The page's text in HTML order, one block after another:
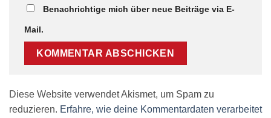
Benachrichtige mich über neue Beiträge via E-
Mail.
Diese Website verwendet Akismet, um Spam zu
reduzieren. Erfahre, wie deine Kommentardaten verarbeitet